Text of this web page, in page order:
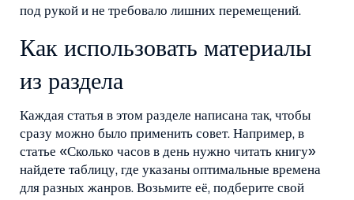
под рукой и не требовало лишних перемещений.
Как использовать материалы
из раздела
Каждая статья в этом разделе написана так, чтобы
сразу можно было применить совет. Например, в
статье «Сколько часов в день нужно читать книгу»
найдете таблицу, где указаны оптимальные времена
для разных жанров. Возьмите её, подберите свой